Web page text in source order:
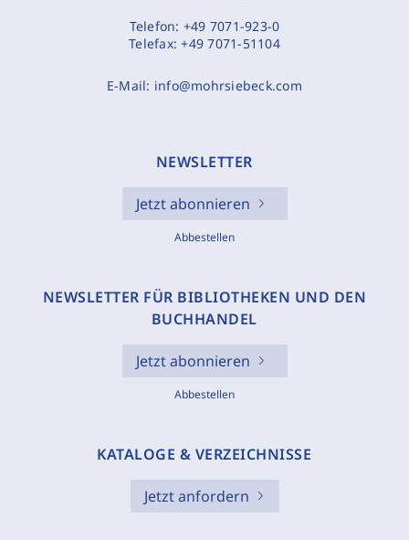
Telefon: +49 7071-923-0
Telefax:+49 7071-51104
E-Mail: info@mohrsiebeck.com
NEWSLETTER
Jetzt abonnieren
Abbestellen
NEWSLETTER FÜR BIBLIOTHEKEN UND DEN
BUCHHANDEL
Jetzt abonnieren
Abbestellen
KATALOGE & VERZEICHNISSE
Jetzt anfordern